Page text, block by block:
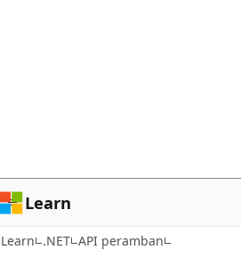
Learn
Learn .NET API peramban